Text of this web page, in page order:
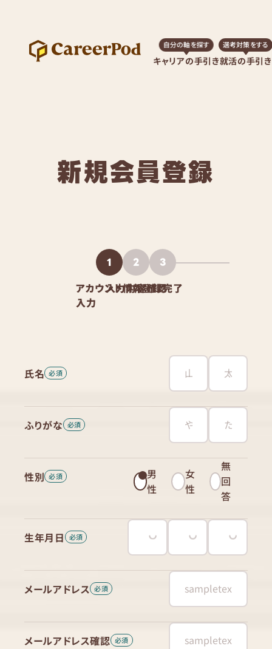
キャリアの手引き
自分の軸を探す
就活の手引き
選考対策をする
新規会員登録
1
アカウント情報
入力
2
入力内容確認
3
登録完了
氏名
ふりがな
性別
男
性
女
性
無
回
答
生年月日
メールアドレス
メールアドレス確認